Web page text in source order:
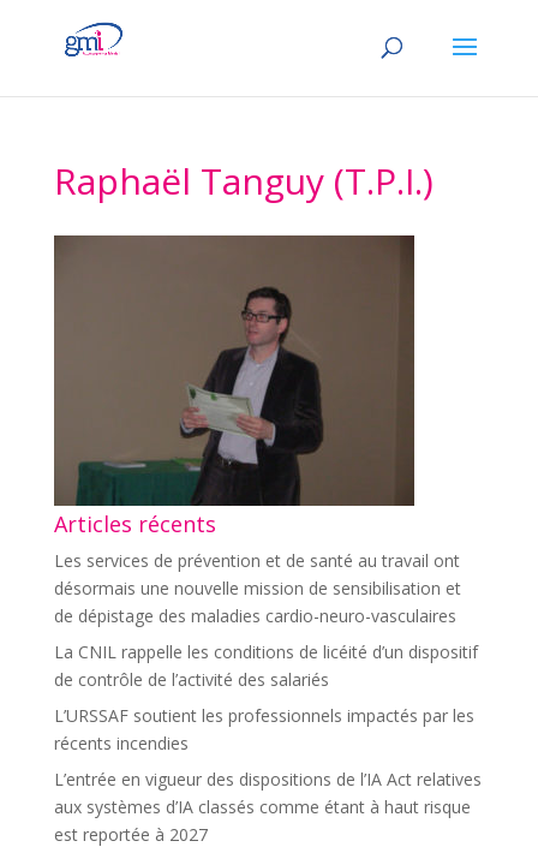
Raphaël Tanguy (T.P.I.)
Articles récents
Les services de prévention et de santé au travail ont
désormais une nouvelle mission de sensibilisation et
de dépistage des maladies cardio-neuro-vasculaires
La CNIL rappelle les conditions de licéité d’un dispositif
de contrôle de l’activité des salariés
L’URSSAF soutient les professionnels impactés par les
récents incendies
L’entrée en vigueur des dispositions de l’IA Act relatives
aux systèmes d’IA classés comme étant à haut risque
est reportée à 2027